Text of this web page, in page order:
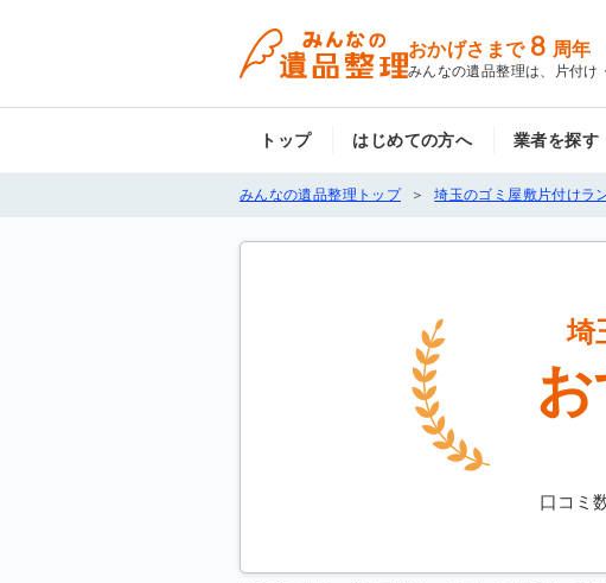
おかげさまで 8 周年
みんなの遺品整理は、片付け
トップ はじめての方へ 業者を探す
みんなの遺品整理トップ 埼玉のゴミ屋敷片付けラ
埼
口コミ